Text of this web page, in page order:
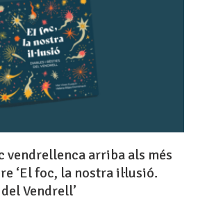
vendrellenca arriba als més
‘El foc, la nostra il·lusió.
Vendrell’